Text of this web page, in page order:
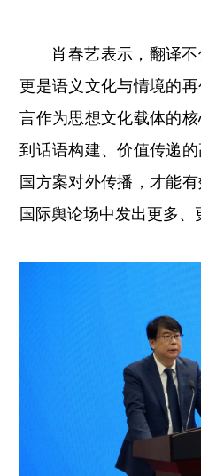
肖春艺表示，翻译
更是语义文化与情境的
言作为思想文化载体的
到话语构建、价值传递
国方案对外传播，才能
国际舆论场中发出更多、